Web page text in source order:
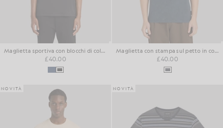
Maglietta sportiva con blocchi di colore
£40.00
Maglietta con stampa sul petto in cotone lavato
£40.00
NOVITÀ NOVITÀ